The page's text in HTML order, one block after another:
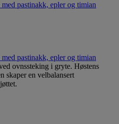
pastinakk, epler og timian
pastinakk, epler og timian
ovnssteking i gryte. Høstens
skaper en velbalansert